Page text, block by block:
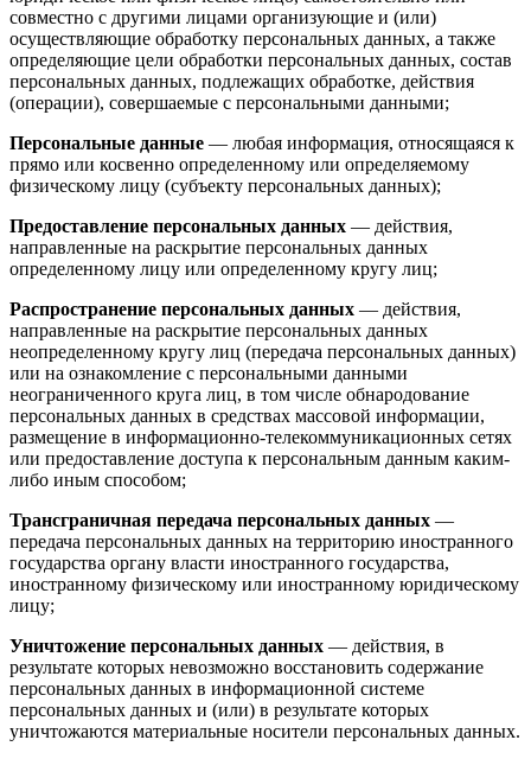
совместно с другими лицами организующие и (или)
осуществляющие обработку персональных данных, а также
определяющие цели обработки персональных данных, состав
персональных данных, подлежащих обработке, действия
(операции), совершаемые с персональными данными;
Персональные данные — любая информация, относящаяся к
прямо или косвенно определенному или определяемому
физическому лицу (субъекту персональных данных);
Предоставление персональных данных — действия,
направленные на раскрытие персональных данных
определенному лицу или определенному кругу лиц;
Распространение персональных данных — действия,
направленные на раскрытие персональных данных
неопределенному кругу лиц (передача персональных данных)
или на ознакомление с персональными данными
неограниченного круга лиц, в том числе обнародование
персональных данных в средствах массовой информации,
размещение в информационно-телекоммуникационных сетях
или предоставление доступа к персональным данным каким-
либо иным способом;
Трансграничная передача персональных данных —
передача персональных данных на территорию иностранного
государства органу власти иностранного государства,
иностранному физическому или иностранному юридическому
лицу;
Уничтожение персональных данных — действия, в
результате которых невозможно восстановить содержание
персональных данных в информационной системе
персональных данных и (или) в результате которых
уничтожаются материальные носители персональных данных.